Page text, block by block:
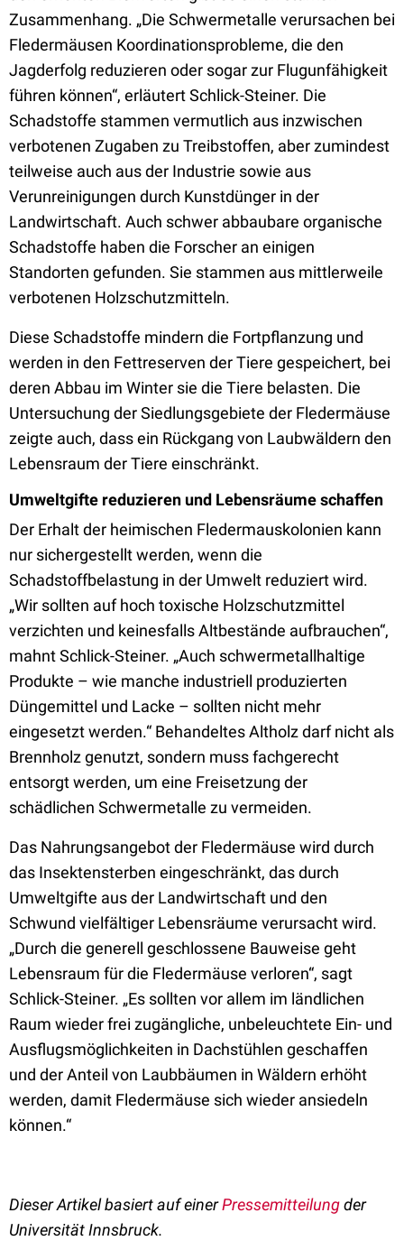
Zusammenhang. „Die Schwermetalle verursachen bei
Fledermäusen Koordinationsprobleme, die den
Jagderfolg reduzieren oder sogar zur Flugunfähigkeit
führen können“, erläutert Schlick-Steiner. Die
Schadstoffe stammen vermutlich aus inzwischen
verbotenen Zugaben zu Treibstoffen, aber zumindest
teilweise auch aus der Industrie sowie aus
Verunreinigungen durch Kunstdünger in der
Landwirtschaft. Auch schwer abbaubare organische
Schadstoffe haben die Forscher an einigen
Standorten gefunden. Sie stammen aus mittlerweile
verbotenen Holzschutzmitteln.
Diese Schadstoffe mindern die Fortpflanzung und
werden in den Fettreserven der Tiere gespeichert, bei
deren Abbau im Winter sie die Tiere belasten. Die
Untersuchung der Siedlungsgebiete der Fledermäuse
zeigte auch, dass ein Rückgang von Laubwäldern den
Lebensraum der Tiere einschränkt.
Umweltgifte reduzieren und Lebensräume schaffen
Der Erhalt der heimischen Fledermauskolonien kann
nur sichergestellt werden, wenn die
Schadstoffbelastung in der Umwelt reduziert wird.
„Wir sollten auf hoch toxische Holzschutzmittel
verzichten und keinesfalls Altbestände aufbrauchen“,
mahnt Schlick-Steiner. „Auch schwermetallhaltige
Produkte – wie manche industriell produzierten
Düngemittel und Lacke – sollten nicht mehr
eingesetzt werden.“ Behandeltes Altholz darf nicht als
Brennholz genutzt, sondern muss fachgerecht
entsorgt werden, um eine Freisetzung der
schädlichen Schwermetalle zu vermeiden.
Das Nahrungsangebot der Fledermäuse wird durch
das Insektensterben eingeschränkt, das durch
Umweltgifte aus der Landwirtschaft und den
Schwund vielfältiger Lebensräume verursacht wird.
„Durch die generell geschlossene Bauweise geht
Lebensraum für die Fledermäuse verloren“, sagt
Schlick-Steiner. „Es sollten vor allem im ländlichen
Raum wieder frei zugängliche, unbeleuchtete Ein- und
Ausflugsmöglichkeiten in Dachstühlen geschaffen
und der Anteil von Laubbäumen in Wäldern erhöht
werden, damit Fledermäuse sich wieder ansiedeln
können.“
Dieser Artikel basiert auf einerPressemitteilungder
Universität Innsbruck.